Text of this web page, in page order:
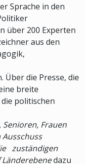
Sprache in den
über 200 Experten
aus den
die Presse, die
breite
politischen
Frauen
zuständigen
dazu